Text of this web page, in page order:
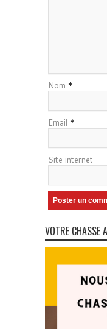
Nom *
Email *
Site internet
VOTRE CHASSE